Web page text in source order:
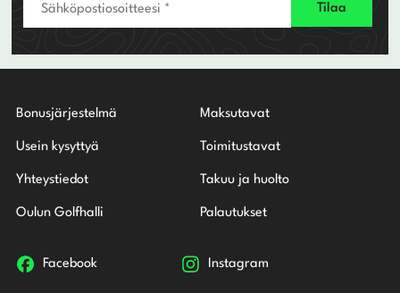
Bonusjärjestelmä
Usein kysyttyä
Yhteystiedot
Oulun Golfhalli
Maksutavat
Toimitustavat
Takuu ja huolto
Palautukset
Facebook Instagram